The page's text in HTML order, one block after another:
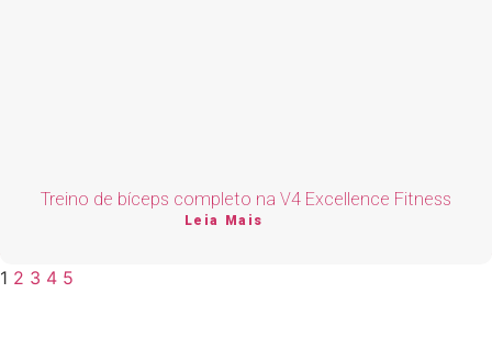
Treino de bíceps completo na V4 Excellence Fitness
Leia Mais
1 2 3 4 5